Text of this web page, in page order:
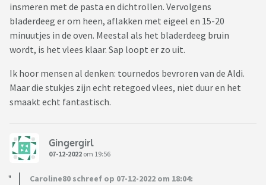
insmeren met de pasta en dichtrollen. Vervolgens
bladerdeeg er om heen, aflakken met eigeel en 15-20
minuutjes in de oven. Meestal als het bladerdeeg bruin
wordt, is het vlees klaar. Sap loopt er zo uit.
Ik hoor mensen al denken: tournedos bevroren van de Aldi.
Maar die stukjes zijn echt retegoed vlees, niet duur en het
smaakt echt fantastisch.
Gingergirl
07-12-2022 om 19:56
Caroline80 schreef op 07-12-2022 om 18:04: